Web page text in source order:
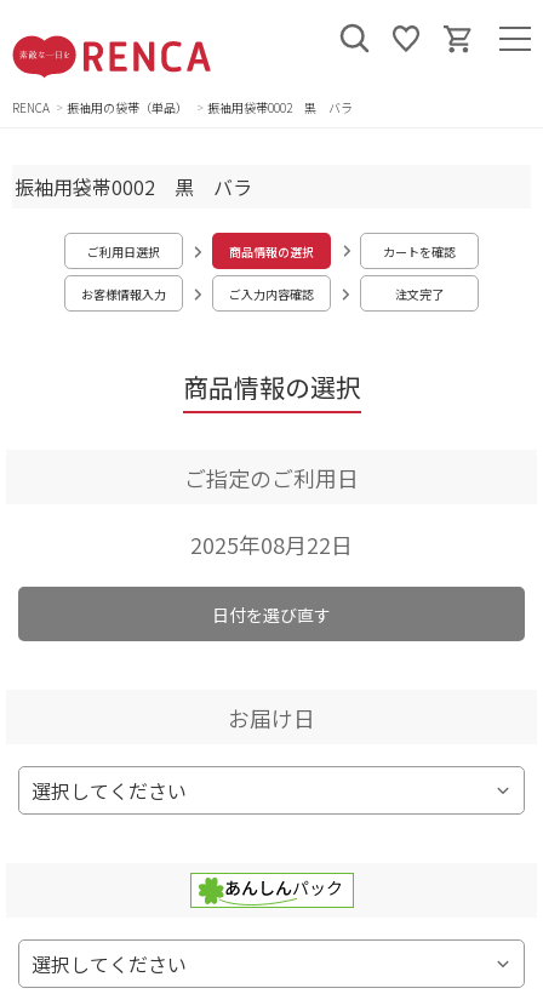
RENCA 振袖用の袋帯（単品） 振袖用袋帯0002 黒 バラ
商品情報の選択
振袖用袋帯0002 黒 バラ
ご利用日選択 商品情報の選択 カートを確認
お客様情報入力 ご入力内容確認 注文完了
ご指定のご利用日
2025年08月22日
日付を選び直す
お届け日